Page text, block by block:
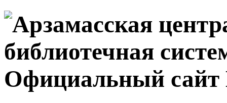
Официальный